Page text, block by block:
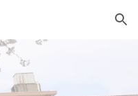
Skip to navigation